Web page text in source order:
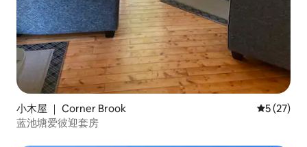
小木屋 ｜ Corner Brook 平均评分
5 (27)
蓝池塘爱彼迎套房